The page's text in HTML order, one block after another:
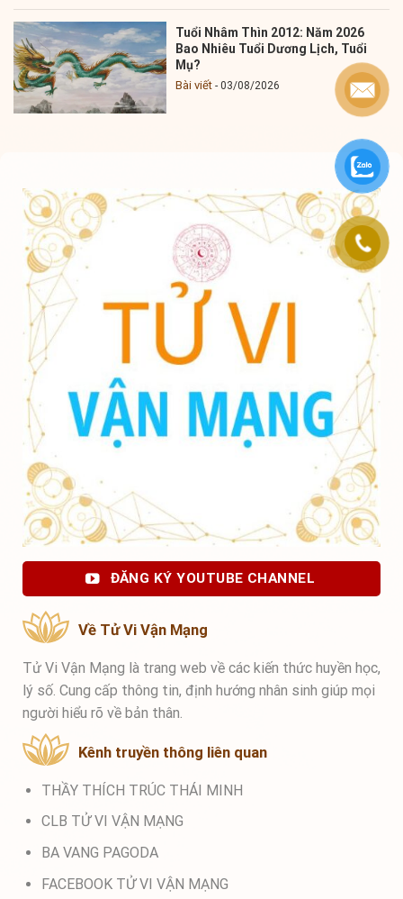
Tuổi Nhâm Thìn 2012: Năm 2026
Bao Nhiêu Tuổi Dương Lịch, Tuổi
Mụ?
Bài viết 03/08/2026
ĐĂNG KÝ YOUTUBE CHANNEL
Về Tử Vi Vận Mạng
Tử Vi Vận Mạng là trang web về các kiến thức huyền học,
lý số. Cung cấp thông tin, định hướng nhân sinh giúp mọi
người hiểu rõ về bản thân.
Kênh truyền thông liên quan
THẦY THÍCH TRÚC THÁI MINH
CLB TỬ VI VẬN MẠNG
BA VANG PAGODA
FACEBOOK TỬ VI VẬN MẠNG